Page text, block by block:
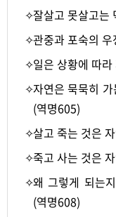
✧잘살고 못살고는
✧관중과 포숙의
✧일은 상황에 따
✧자연은 묵묵히
(역명605)
✧살고 죽는 것은
✧죽고 사는 것은
✧왜 그렇게 되는
(역명608)